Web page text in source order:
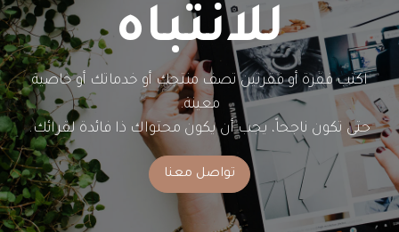
للانتباه
اكتب فقرة أو فقرتين تصف منتجك أو خدماتك أو خاصية
معينة.
حتى تكون ناجحاً، يجب أن يكون محتواك ذا فائدة لقرائك.
تواصل معنا